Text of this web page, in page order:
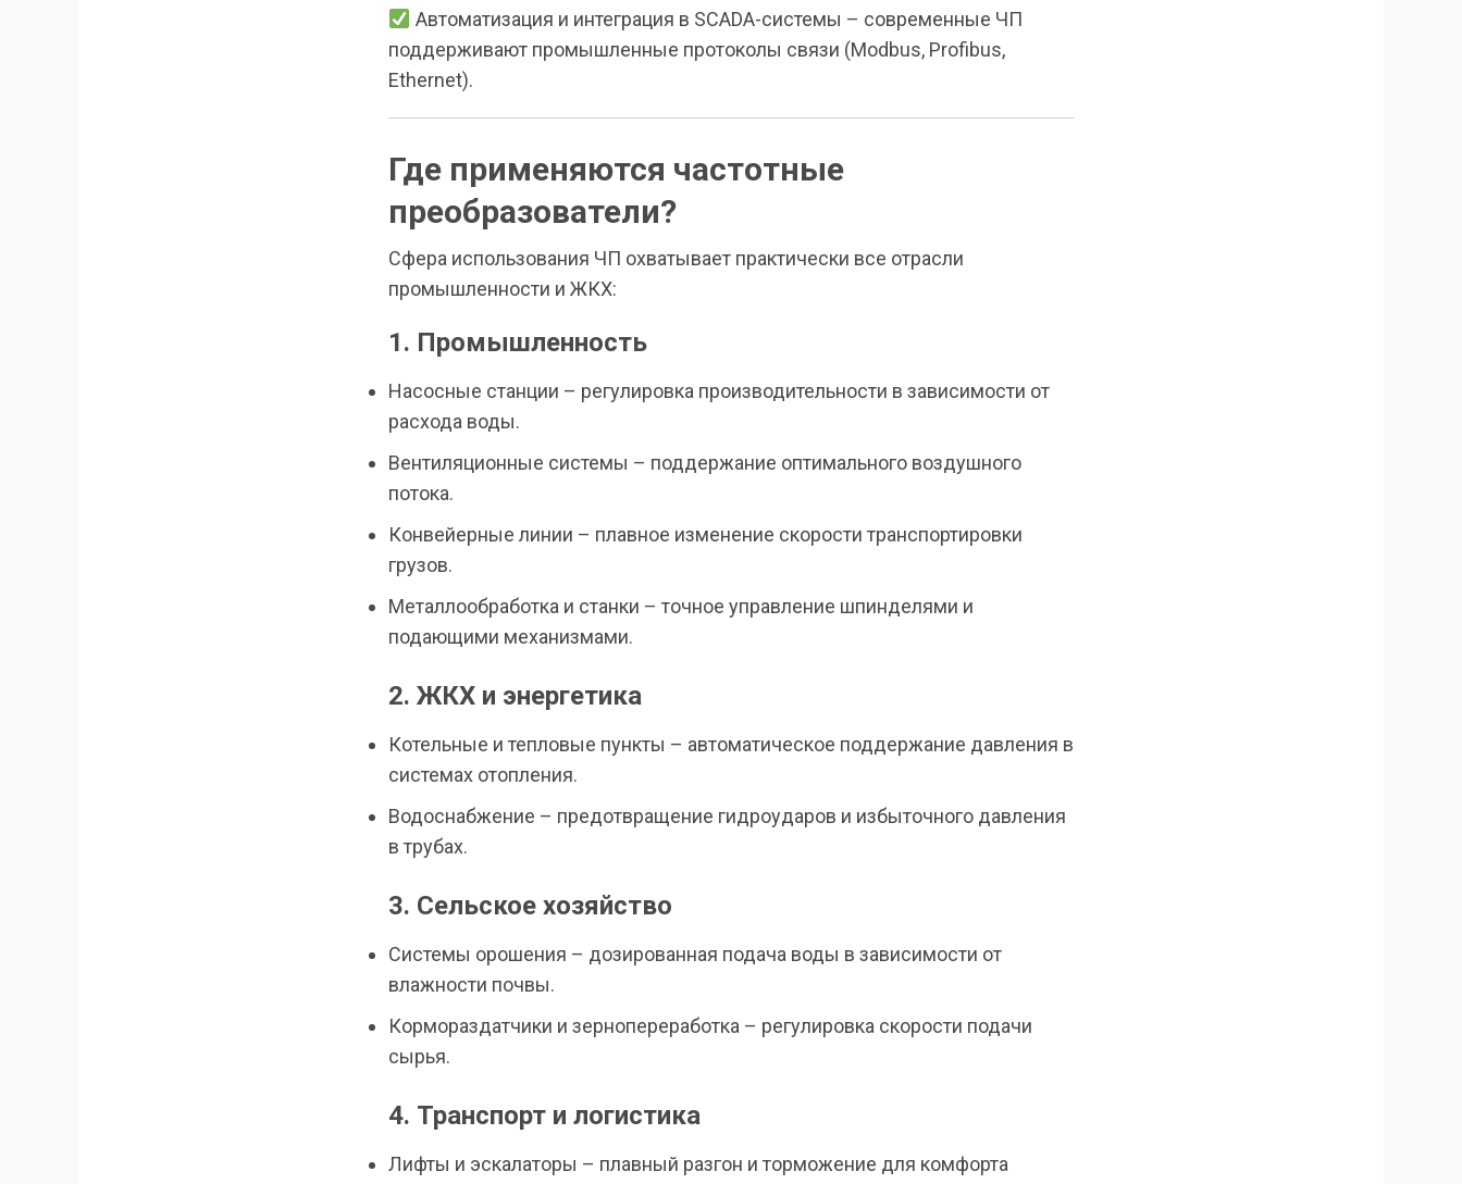
Автоматизация и интеграция в SCADA-системы – современные ЧП
поддерживают промышленные протоколы связи (Modbus, Profibus,
Ethernet).
Где применяются частотные
преобразователи?
Сфера использования ЧП охватывает практически все отрасли
промышленности и ЖКХ:
1. Промышленность
Насосные станции – регулировка производительности в зависимости от
расхода воды.
Вентиляционные системы – поддержание оптимального воздушного
потока.
Конвейерные линии – плавное изменение скорости транспортировки
грузов.
Металлообработка и станки – точное управление шпинделями и
подающими механизмами.
2. ЖКХ и энергетика
Котельные и тепловые пункты – автоматическое поддержание давления в
системах отопления.
Водоснабжение – предотвращение гидроударов и избыточного давления
в трубах.
3. Сельское хозяйство
Системы орошения – дозированная подача воды в зависимости от
влажности почвы.
Кормораздатчики и зернопереработка – регулировка скорости подачи
сырья.
4. Транспорт и логистика
Лифты и эскалаторы – плавный разгон и торможение для комфорта